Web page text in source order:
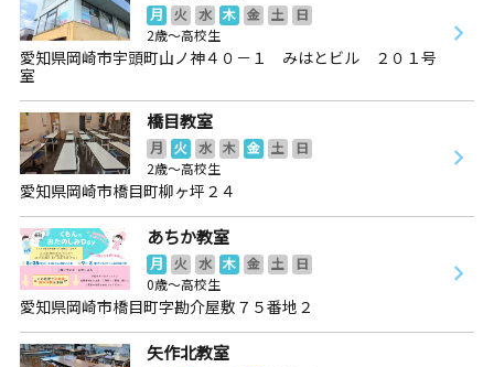
月 火 水 木 金 土
日
2歳～高校生
愛知県岡崎市宇頭町山ノ神４０－１ みはとビル ２０１号
室
橋目教室
月 火 水 木 金 土
日
2歳～高校生
愛知県岡崎市橋目町柳ヶ坪２４
あちか教室
月 火 水 木 金 土
日
0歳～高校生
愛知県岡崎市橋目町字勘介屋敷７５番地２
矢作北教室